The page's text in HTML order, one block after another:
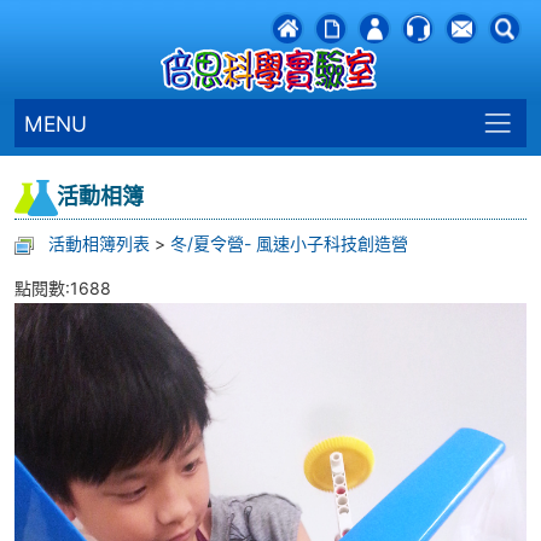
MENU
活動相簿
活動相簿列表 > 冬/夏令營- 風速小子科技創造營
點閱數:1688